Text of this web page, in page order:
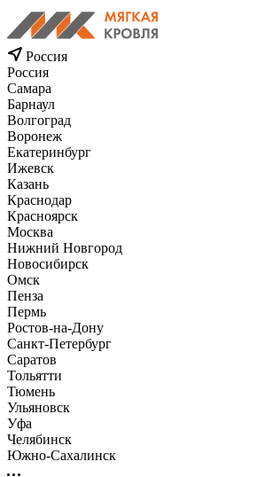
Россия
Россия
Самара
Барнаул
Волгоград
Воронеж
Екатеринбург
Ижевск
Казань
Краснодар
Красноярск
Москва
Нижний Новгород
Новосибирск
Омск
Пенза
Пермь
Ростов-на-Дону
Санкт-Петербург
Саратов
Тольятти
Тюмень
Ульяновск
Уфа
Челябинск
Южно-Сахалинск